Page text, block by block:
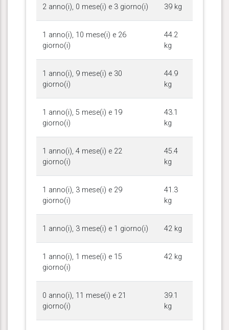
2 anno(i), 0 mese(i) e 3 giorno(i) 39 kg
1 anno(i), 10 mese(i) e 26
giorno(i)
44.2
kg
1 anno(i), 9 mese(i) e 30
giorno(i)
44.9
kg
1 anno(i), 5 mese(i) e 19
giorno(i)
43.1
kg
1 anno(i), 4 mese(i) e 22
giorno(i)
45.4
kg
1 anno(i), 3 mese(i) e 29
giorno(i)
41.3
kg
1 anno(i), 3 mese(i) e 1 giorno(i) 42 kg
1 anno(i), 1 mese(i) e 15
giorno(i)
42 kg
0 anno(i), 11 mese(i) e 21
giorno(i)
39.1
kg